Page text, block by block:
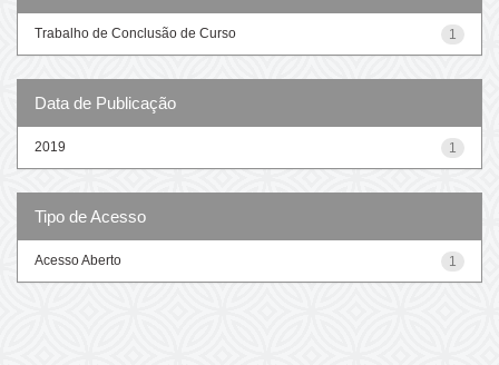
1
Trabalho de Conclusão de Curso
Data de Publicação
1
2019
Tipo de Acesso
1
Acesso Aberto